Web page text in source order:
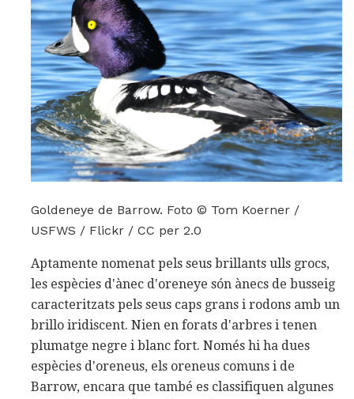
Goldeneye de Barrow. Foto © Tom Koerner /
USFWS / Flickr / CC per 2.0
Aptamente nomenat pels seus brillants ulls grocs,
les espècies d'ànec d'oreneye són ànecs de busseig
caracteritzats pels seus caps grans i rodons amb un
brillo iridiscent. Nien en forats d'arbres i tenen
plumatge negre i blanc fort. Només hi ha dues
espècies d'oreneus, els oreneus comuns i de
Barrow, encara que també es classifiquen algunes